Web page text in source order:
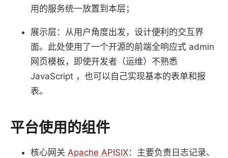
用的服务统一放置到本层；
展示层：从用户角度出发，设计便利的交互界
面。此处使用了一个开源的前端全响应式 admin
网页模板，即使开发者（运维）不熟悉
JavaScript ，也可以自己实现基本的表单和报
表。
平台使用的组件
核心网关 Apache APISIX：主要负责日志记录、